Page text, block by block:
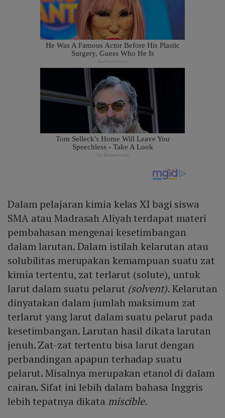
Dalam pelajaran kimia kelas XI bagi siswa
SMA atau Madrasah Aliyah terdapat materi
pembahasan mengenai kesetimbangan
dalam larutan. Dalam istilah kelarutan atau
solubilitas merupakan kemampuan suatu zat
kimia tertentu, zat terlarut (solute), untuk
larut dalam suatu pelarut (solvent).Kelarutan
dinyatakan dalam jumlah maksimum zat
terlarut yang larut dalam suatu pelarut pada
kesetimbangan. Larutan hasil dikata larutan
jenuh. Zat-zat tertentu bisa larut dengan
perbandingan apapun terhadap suatu
pelarut. Misalnya merupakan etanol di dalam
cairan. Sifat ini lebih dalam bahasa Inggris
lebih tepatnya dikata miscible.